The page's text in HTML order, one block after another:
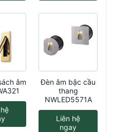
âm
Đèn âm bậc cầu
thang
NWLED5571A
Liên hệ
ngay